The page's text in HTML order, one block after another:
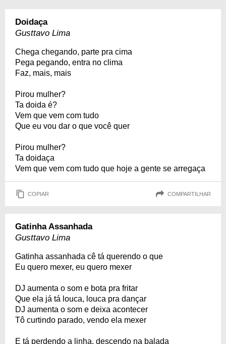
Doidaça
Gusttavo Lima
Chega chegando, parte pra cima
Pega pegando, entra no clima
Faz, mais, mais
Pirou mulher?
Ta doida é?
Vem que vem com tudo
Que eu vou dar o que você quer
Pirou mulher?
Ta doidaça
Vem que vem com tudo que hoje a gente se arregaça
COPIAR COMPARTILHAR
Gatinha Assanhada
Gusttavo Lima
Gatinha assanhada cê tá querendo o que
Eu quero mexer, eu quero mexer
DJ aumenta o som e bota pra fritar
Que ela já tá louca, louca pra dançar
DJ aumenta o som e deixa acontecer
Tô curtindo parado, vendo ela mexer
E tá perdendo a linha, descendo na balada